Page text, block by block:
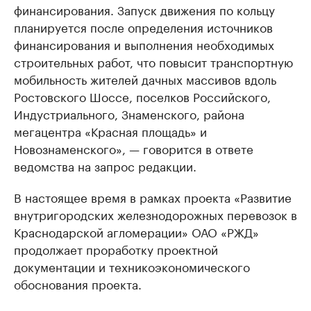
финансирования. Запуск движения по кольцу
планируется после определения источников
финансирования и выполнения необходимых
строительных работ, что повысит транспортную
мобильность жителей дачных массивов вдоль
Ростовского Шоссе, поселков Российского,
Индустриального, Знаменского, района
мегацентра «Красная площадь» и
Новознаменского», — говорится в ответе
ведомства на запрос редакции.
В настоящее время в рамках проекта «Развитие
внутригородских железнодорожных перевозок в
Краснодарской агломерации» ОАО «РЖД»
продолжает проработку проектной
документации и техникоэкономического
обоснования проекта.